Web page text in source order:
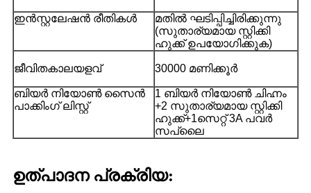
ഇൻസ്റ്റലേഷൻ രീതികൾ
മതിൽ ഘടിപ്പിച്ചിരിക്കുന്നു
(സുതാര്യമായ സ്റ്റിക്കി
ഹുക്ക് ഉപയോഗിക്കുക)
ജീവിതകാലയളവ് 30000 മണിക്കൂർ
ബിയർ നിയോൺ സൈൻ
പാക്കിംഗ് ലിസ്റ്റ്
1 ബിയർ നിയോൺ ചിഹ്നം
+2 സുതാര്യമായ സ്റ്റിക്കി
ഹുക്ക്+1സെറ്റ് 3A പവർ
സപ്ലൈ
ഉത്പാദന പ്രക്രിയ: